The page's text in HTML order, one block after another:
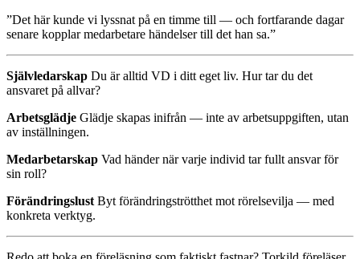
”Det här kunde vi lyssnat på en timme till — och fortfarande dagar
senare kopplar medarbetare händelser till det han sa.”
Självledarskap Du är alltid VD i ditt eget liv. Hur tar du det
ansvaret på allvar?
Arbetsglädje Glädje skapas inifrån — inte av arbetsuppgiften, utan
av inställningen.
Medarbetarskap Vad händer när varje individ tar fullt ansvar för
sin roll?
Förändringslust Byt förändringströtthet mot rörelsevilja — med
konkreta verktyg.